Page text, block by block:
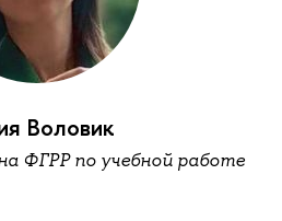
Воловик
ФГРР по учебной работе